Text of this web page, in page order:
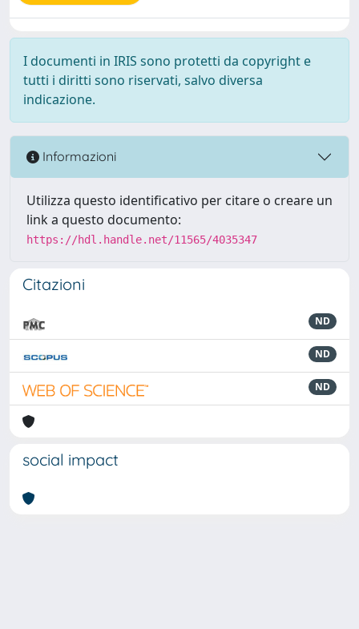
I documenti in IRIS sono protetti da copyright e
tutti i diritti sono riservati, salvo diversa
indicazione.
Informazioni
Utilizza questo identificativo per citare o creare un
link a questo documento:
https://hdl.handle.net/11565/4035347
Citazioni
ND
ND
ND
social impact